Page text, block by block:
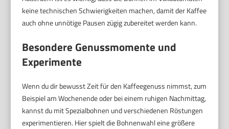
keine technischen Schwierigkeiten machen, damit der Kaffee
auch ohne unnötige Pausen zügig zubereitet werden kann.
Besondere Genussmomente und
Experimente
Wenn du dir bewusst Zeit für den Kaffeegenuss nimmst, zum
Beispiel am Wochenende oder bei einem ruhigen Nachmittag,
kannst du mit Spezialbohnen und verschiedenen Röstungen
experimentieren. Hier spielt die Bohnenwahl eine größere